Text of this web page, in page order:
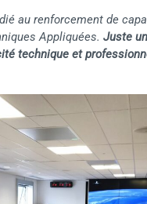
au renforcement de
Appliquées. Juste
technique et